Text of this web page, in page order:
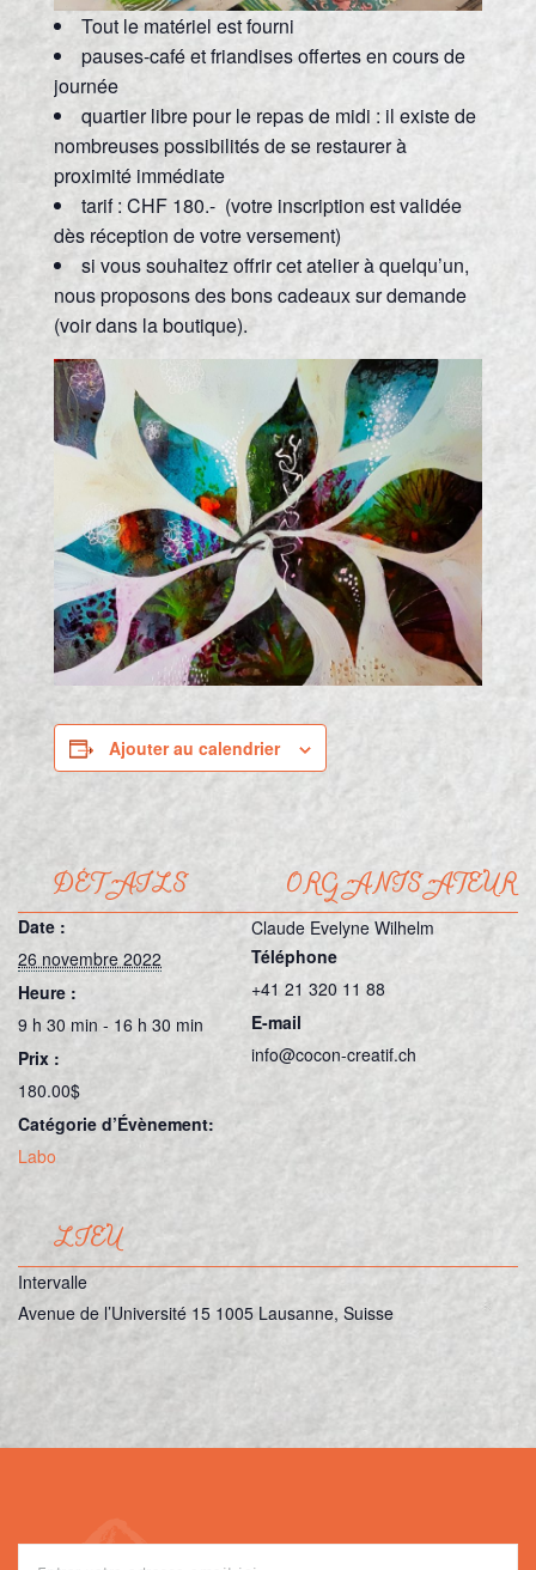
Tout le matériel est fourni
pauses-café et friandises offertes en cours de
journée
quartier libre pour le repas de midi : il existe de
nombreuses possibilités de se restaurer à
proximité immédiate
tarif : CHF 180.- (votre inscription est validée
dès réception de votre versement)
si vous souhaitez offrir cet atelier à quelqu’un,
nous proposons des bons cadeaux sur demande
(voir dans la boutique).
Ajouter au calendrier
DÉTAILS
Date :
26 novembre 2022
Heure :
9 h 30 min - 16 h 30 min
Prix :
180.00$
Catégorie d’Évènement:
Labo
LIEU
Intervalle
Avenue de l’Université 15 1005 Lausanne, Suisse
ORGANISATEUR
Claude Evelyne Wilhelm
Téléphone
+41 21 320 11 88
E-mail
info@cocon-creatif.ch